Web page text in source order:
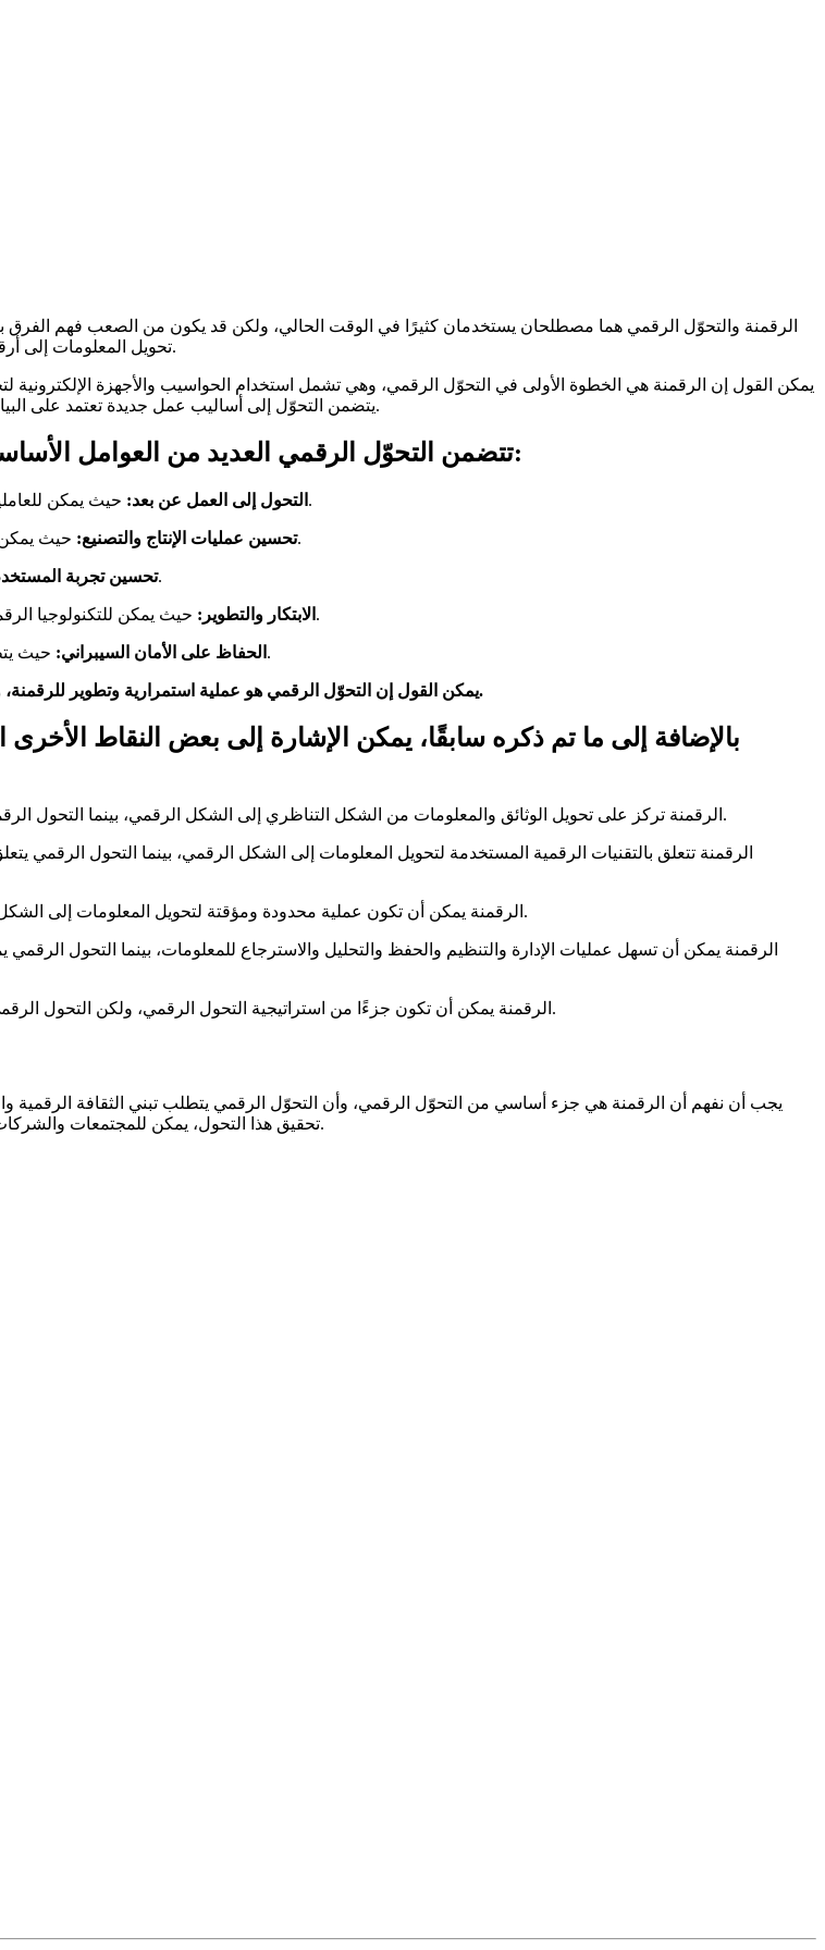
الرقمنة والتحوّل الرقمي هما مصطلحان يستخدمان كثيرًا في الوقت الحالي، ولكن قد يكون من الصعب فهم الفرق
تحويل المعلومات إلى أرقام. بينما يشير التحوّل الرقمي إلى استخدام التكنولوجيا الرقمية لتغيير طريقة العمل والحياة.
يمكن القول إن الرقمنة هي الخطوة الأولى في التحوّل الرقمي، وهي تشمل استخدام الحواسيب والأجهزة الإلكترونية
يتضمن التحوّل إلى أساليب عمل جديدة تعتمد على البيانات وتقنيات الاتصالات الرقمية، والتي يمكن أن تؤدي إلى تحسين كبير في الكفاءة والإنتاجية.
تتضمن التحوّل الرقمي العديد من العوامل الأساسية التي تؤثر على الشركات والحكومات والأفراد، بما في ذلك:
1- التحول إلى العمل عن بعد: حيث يمكن للعاملين العمل من أي مكان في العالم باستخدام الأجهزة الإلكترونية وتقنيات الاتصالات الحديثة.
2- تحسين عمليات الإنتاج والتصنيع:حيث يمكن للتكنولوجيا الرقمية تحسين جودة المنتجات والخدمات، وتحسين عمليات التصنيع والإنتاج.
3- تحسين تجربةحيث يمكن للتكنولوجيا الرقمية تحسين تجربة المستخدم وتقديم خدمات أفضل للعملاء.
4- الابتكار والتطوير: حيث يمكن للتكنولوجيا الرقمية أن تسمح بتطوير منتجات وخدمات جديدة ومبتكرة وتسريع وتسهيل العمليات الإبداعية.
5- الحفاظ على الأمان السيبراني: حيث يتطلب التحول الرقمي توفير حماية أمنية عالية للبيانات والمعلومات المتداولة عبر الإنترنت.
يمكن القول إن التحوّل الرقمي هو عملية استمرارية وتطوير للرقمنة، ويتطلب تغييرًا في الثقافة والتفكير والعمليات الإدارية لتحقيق الفوائد الكاملة من هذا التحول.
بالإضافة إلى ما تم ذكره سابقًا، يمكن الإشارة إلى بعض النقاط
1- الرقمنة تركز على تحويل الوثائق والمعلومات من الشكل التناظري إلى الشكل الرقمي، بينما التحول الرقمي يركز على تحويل العمليات الإدارية والإنتاجية والتسويقية والخدمية إلى الشكل الرقمي.
3- الرقمنة يمكن أن تكون عملية محدودة ومؤقتة لتحويل المعلومات إلى الشكل الرقمي، بينما التحول الرقمي يمثل تغييرًا شاملاً في العمليات والأساليب والثقافة والأداء.
5- الرقمنة يمكن أن تكون جزءًا من استراتيجية التحول الرقمي، ولكن التحول الرقمي يتطلب النظر إلى العمليات بشكل شامل وتطوير استراتيجية تشمل جميع جوانب العمل.
يجب أن نفهم أن الرقمنة هي جزء أساسي من التحوّل الرقمي، وأن التحوّل الرقمي يتطلب تبني الثقافة الرقمية
تحقيق هذا التحول، يمكن للمجتمعات والشركات والحكومات أن تستفيد من فوائد التكنولوجيا الرقمية لتحقيق التطور والنمو وتحسين الحياة.